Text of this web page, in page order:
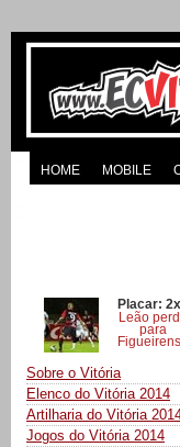
HOME MOBILE
Placar:
Leão
para
Sobre o Vitória
Elenco do Vitória 2014
Artilharia do Vitória
Jogos do Vitória 2014